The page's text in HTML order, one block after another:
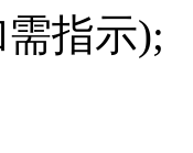
指示);